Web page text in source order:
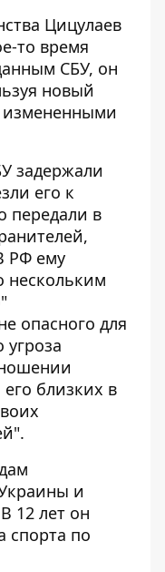
Цицулаев
то время
СБУ, он
новый
измененными
задержали
его к
передали в
РФ ему
нескольким
опасного для
близких в
и
12 лет он
спорта по